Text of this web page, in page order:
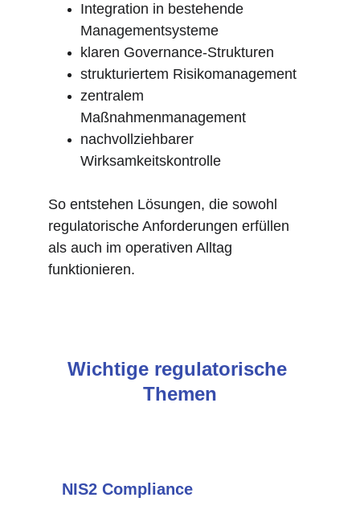
Integration in bestehende
Managementsysteme
klaren Governance-Strukturen
strukturiertem Risikomanagement
zentralem
Maßnahmenmanagement
nachvollziehbarer
Wirksamkeitskontrolle
So entstehen Lösungen, die sowohl
regulatorische Anforderungen erfüllen
als auch im operativen Alltag
funktionieren.
Wichtige regulatorische
Themen
NIS2 Compliance